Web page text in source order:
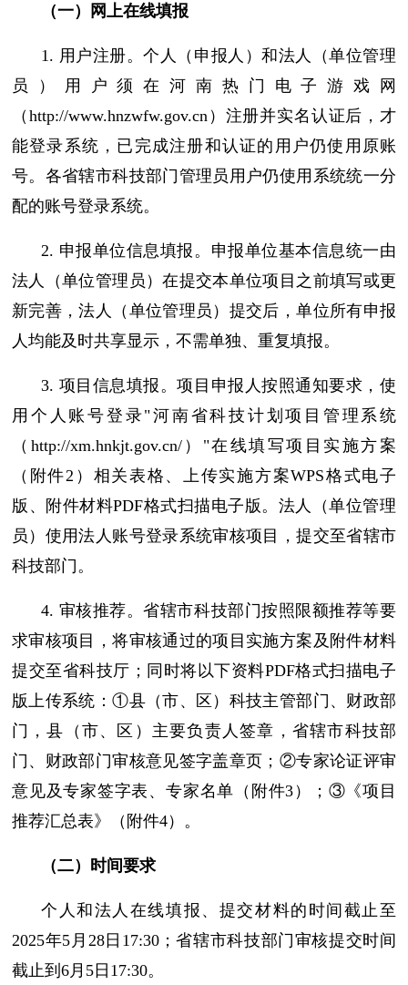
（一）网上在线填报
1. 用户注册。个人（申报人）和法人（单位管理
员）用户须在河南热门电子游戏网
（http://www.hnzwfw.gov.cn）注册并实名认证后，才
能登录系统，已完成注册和认证的用户仍使用原账
号。各省辖市科技部门管理员用户仍使用系统统一分
配的账号登录系统。
2. 申报单位信息填报。申报单位基本信息统一由
法人（单位管理员）在提交本单位项目之前填写或更
新完善，法人（单位管理员）提交后，单位所有申报
人均能及时共享显示，不需单独、重复填报。
3. 项目信息填报。项目申报人按照通知要求，使
用个人账号登录"河南省科技计划项目管理系统
（http://xm.hnkjt.gov.cn/）"在线填写项目实施方案
（附件2）相关表格、上传实施方案WPS格式电子
版、附件材料PDF格式扫描电子版。法人（单位管理
员）使用法人账号登录系统审核项目，提交至省辖市
科技部门。
4. 审核推荐。省辖市科技部门按照限额推荐等要
求审核项目，将审核通过的项目实施方案及附件材料
提交至省科技厅；同时将以下资料PDF格式扫描电子
版上传系统：①县（市、区）科技主管部门、财政部
门，县（市、区）主要负责人签章，省辖市科技部
门、财政部门审核意见签字盖章页；②专家论证评审
意见及专家签字表、专家名单（附件3）；③《项目
推荐汇总表》（附件4）。
（二）时间要求
个人和法人在线填报、提交材料的时间截止至
2025年5月28日17:30；省辖市科技部门审核提交时间
截止到6月5日17:30。